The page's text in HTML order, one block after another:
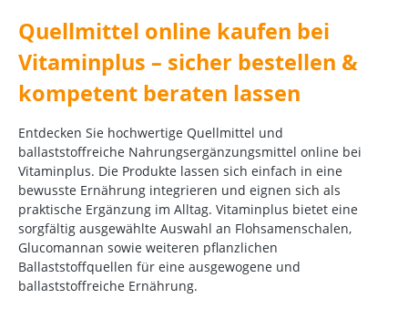
Quellmittel online kaufen bei
Vitaminplus – sicher bestellen &
kompetent beraten lassen
Entdecken Sie hochwertige Quellmittel und
ballaststoffreiche Nahrungsergänzungsmittel online bei
Vitaminplus. Die Produkte lassen sich einfach in eine
bewusste Ernährung integrieren und eignen sich als
praktische Ergänzung im Alltag. Vitaminplus bietet eine
sorgfältig ausgewählte Auswahl an Flohsamenschalen,
Glucomannan sowie weiteren pflanzlichen
Ballaststoffquellen für eine ausgewogene und
ballaststoffreiche Ernährung.